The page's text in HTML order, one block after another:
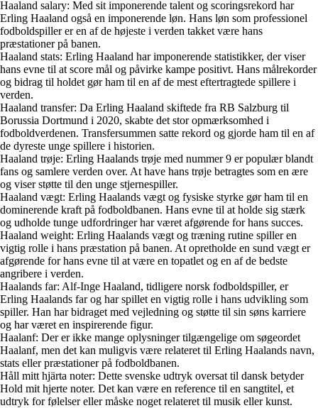
Haaland salary: Med sit imponerende talent og scoringsrekord har
Erling Haaland også en imponerende løn. Hans løn som professionel
fodboldspiller er en af de højeste i verden takket være hans
præstationer på banen.
Haaland stats: Erling Haaland har imponerende statistikker, der viser
hans evne til at score mål og påvirke kampe positivt. Hans målrekorder
og bidrag til holdet gør ham til en af de mest eftertragtede spillere i
verden.
Haaland transfer: Da Erling Haaland skiftede fra RB Salzburg til
Borussia Dortmund i 2020, skabte det stor opmærksomhed i
fodboldverdenen. Transfersummen satte rekord og gjorde ham til en af
de dyreste unge spillere i historien.
Haaland trøje: Erling Haalands trøje med nummer 9 er populær blandt
fans og samlere verden over. At have hans trøje betragtes som en ære
og viser støtte til den unge stjernespiller.
Haaland vægt: Erling Haalands vægt og fysiske styrke gør ham til en
dominerende kraft på fodboldbanen. Hans evne til at holde sig stærk
og udholde tunge udfordringer har været afgørende for hans succes.
Haaland weight: Erling Haalands vægt og træning rutine spiller en
vigtig rolle i hans præstation på banen. At opretholde en sund vægt er
afgørende for hans evne til at være en topatlet og en af de bedste
angribere i verden.
Haalands far: Alf-Inge Haaland, tidligere norsk fodboldspiller, er
Erling Haalands far og har spillet en vigtig rolle i hans udvikling som
spiller. Han har bidraget med vejledning og støtte til sin søns karriere
og har været en inspirerende figur.
Haalanf: Der er ikke mange oplysninger tilgængelige om søgeordet
Haalanf, men det kan muligvis være relateret til Erling Haalands navn,
stats eller præstationer på fodboldbanen.
Håll mitt hjärta noter: Dette svenske udtryk oversat til dansk betyder
Hold mit hjerte noter. Det kan være en reference til en sangtitel, et
udtryk for følelser eller måske noget relateret til musik eller kunst.